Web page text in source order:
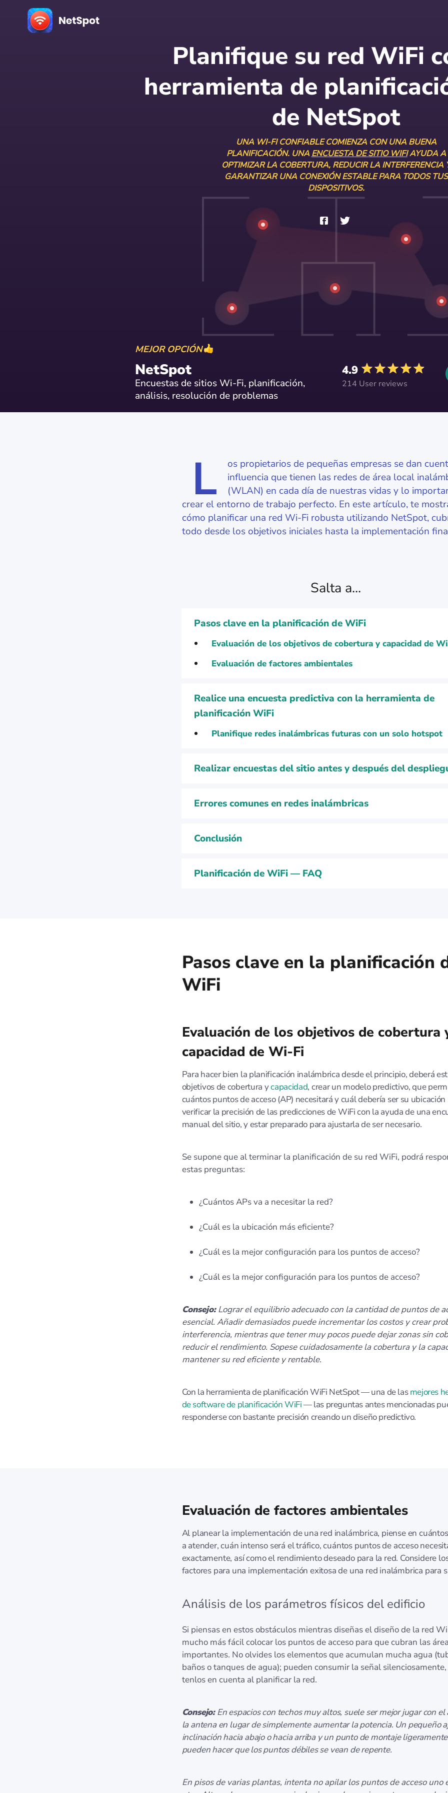
Planifique su red WiFi
herramienta de
de NetSpot
UNA WI-FI CONFIABLE COMIENZA CON UNA BUENA
PLANIFICACIÓN. UNA ENCUESTA DE SITIO WIFIAYUDA A
OPTIMIZAR LA COBERTURA, REDUCIR LA INTERFERENCIA
GARANTIZAR UNA CONEXIÓN ESTABLE PARA TODOS TUS
DISPOSITIVOS.
MEJOR OPCIÓN
NetSpot
Encuestas de sitios Wi-Fi, planificación,
análisis, resolución de problemas
4.9
214 User reviews
L
os propietarios de pequeñas empresas se dan
influencia que tienen las redes de área local
(WLAN) en cada día de nuestras vidas y lo
crear el entorno de trabajo perfecto. En este artículo, te
cómo planificar una red Wi-Fi robusta utilizando NetSpot,
todo desde los objetivos iniciales hasta la implementación
Salta a...
Pasos clave en la planificación de WiFi
Evaluación de los objetivos de cobertura y capacidad de
Evaluación de factores ambientales
Realice una encuesta predictiva con la herramienta de
planificación WiFi
Planifique redes inalámbricas futuras con un solo hotspot
Realizar encuestas del sitio antes y después del
Errores comunes en redes inalámbricas
Conclusión
Planificación de WiFi — FAQ
Pasos clave en la planificación
WiFi
Evaluación de los objetivos de cobertura
capacidad de Wi-Fi
Para hacer bien la planificación inalámbrica desde el principio, deberá
objetivos de cobertura ycapacidad, crear un modelo predictivo, que
cuántos puntos de acceso (AP) necesitará y cuál debería ser su ubicación
verificar la precisión de las predicciones de WiFi con la ayuda de una
manual del sitio, y estar preparado para ajustarla de ser necesario.
Se supone que al terminar la planificación de su red WiFi, podrá
estas preguntas:
¿Cuántos APs va a necesitar la red?
¿Cuál es la ubicación más eficiente?
¿Cuál es la mejor configuración para los puntos de acceso?
¿Cuál es la mejor configuración para los puntos de acceso?
Consejo:Lograr el equilibrio adecuado con la cantidad de puntos de
esencial. Añadir demasiados puede incrementar los costos y crear
interferencia, mientras que tener muy pocos puede dejar zonas sin
reducir el rendimiento. Sopese cuidadosamente la cobertura y la
mantener su red eficiente y rentable.
Con la herramienta de planificación WiFi NetSpot — una de lasmejores
de software de planificación WiFi— las preguntas antes mencionadas
responderse con bastante precisión creando un diseño predictivo.
Evaluación de factores ambientales
Al planear la implementación de una red inalámbrica, piense en
a atender, cuán intenso será el tráfico, cuántos puntos de acceso
exactamente, así como el rendimiento deseado para la red. Considere
factores para una implementación exitosa de una red inalámbrica para
Análisis de los parámetros físicos del edificio
Si piensas en estos obstáculos mientras diseñas el diseño de la red
mucho más fácil colocar los puntos de acceso para que cubran las
importantes. No olvides los elementos que acumulan mucha agua
baños o tanques de agua); pueden consumir la señal
tenlos en cuenta al planificar la red.
Consejo:En espacios con techos muy altos, suele ser mejor jugar con
la antena en lugar de simplemente aumentar la potencia. Un pequeño
inclinación hacia abajo o hacia arriba y un punto de montaje
pueden hacer que los puntos débiles se vean de repente.
En pisos de varias plantas, intenta no apilar los puntos de acceso uno